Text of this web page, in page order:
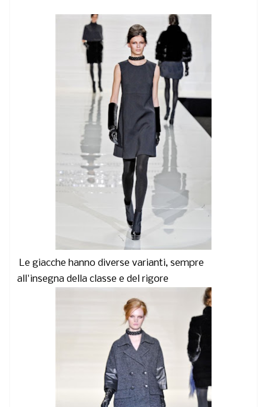
Le giacche hanno diverse varianti, sempre
all'insegna della classe e del rigore